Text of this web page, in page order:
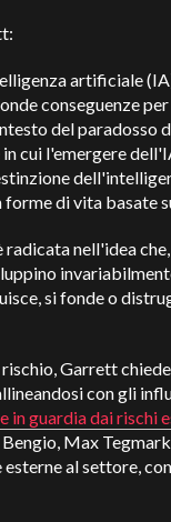
artificiale
conseguenze
del paradosso
in cui l'emergere
forme di vita basate
radicata nell'idea
si fonde o
Garrett
con gli
in guardia dai rischi
Max
esterne al settore,